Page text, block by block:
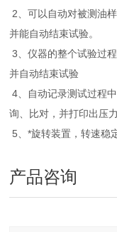
2、可以自动对被测油
并能自动结束试验。
3、仪器的整个试验过
并自动结束试验
4、自动记录测试过程
询、比对，并打印出压
5、*旋转装置，转速稳
产品咨询